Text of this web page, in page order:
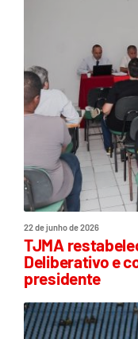
22 de junho de 2026
TJMA
Deliberativo e
presidente